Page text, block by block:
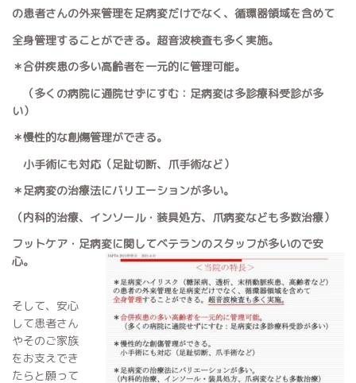
の患者さんの外来管理を足病変だけでなく、循環器領域を含めて
全身管理することができる。超音波検査も多く実施。
＊合併疾患の多い高齢者を一元的に管理可能。
（多くの病院に通院せずにすむ：足病変は多診療科受診が多
い）
＊慢性的な創傷管理ができる。
小手術にも対応（足趾切断、爪手術など）
＊足病変の治療法にバリエーションが多い。
（内科的治療、インソール・装具処方、爪病変なども多数治療）
フットケア・足病変に関してベテランのスタッフが多いので安
心。
そして、安心
して患者さん
やそのご家族
をお支えでき
たらと願って